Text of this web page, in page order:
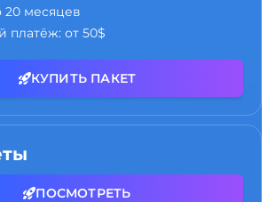
20 месяцев
платёж: от 50$
КУПИТЬ ПАКЕТ
ПОСМОТРЕТЬ